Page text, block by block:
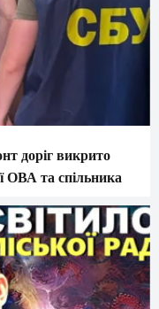
доріг викрито
ОВА та спільника